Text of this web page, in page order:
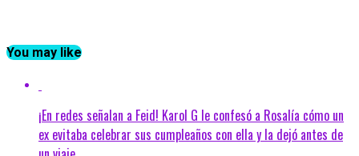
You may like
¡En redes señalan a Feid! Karol G le confesó a Rosalía cómo un
ex evitaba celebrar sus cumpleaños con ella y la dejó antes de